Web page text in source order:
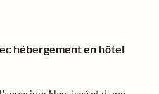
hébergement en hôtel